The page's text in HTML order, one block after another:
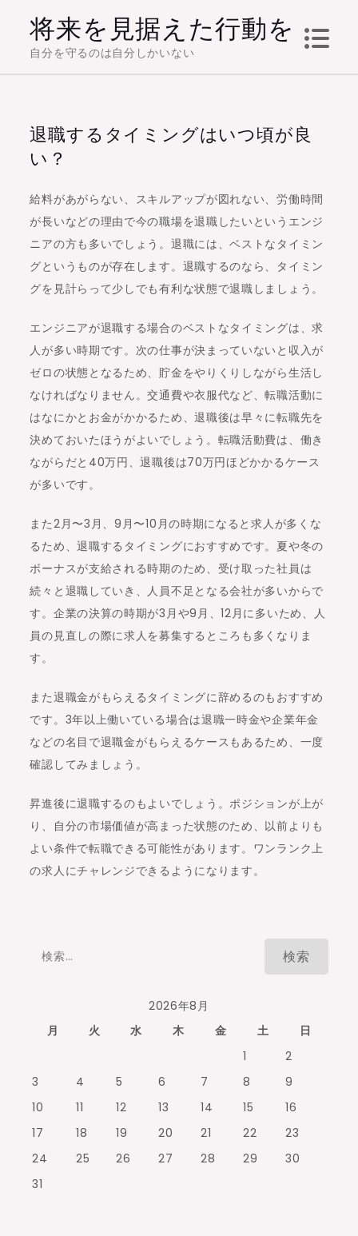
content
将来を見据えた行動を
自分を守るのは自分しかいない
退職するタイミングはいつ頃が良
い？
給料があがらない、スキルアップが図れない、労働時間
が長いなどの理由で今の職場を退職したいというエンジ
ニアの方も多いでしょう。退職には、ベストなタイミン
グというものが存在します。退職するのなら、タイミン
グを見計らって少しでも有利な状態で退職しましょう。
エンジニアが退職する場合のベストなタイミングは、求
人が多い時期です。次の仕事が決まっていないと収入が
ゼロの状態となるため、貯金をやりくりしながら生活し
なければなりません。交通費や衣服代など、転職活動に
はなにかとお金がかかるため、退職後は早々に転職先を
決めておいたほうがよいでしょう。転職活動費は、働き
ながらだと40万円、退職後は70万円ほどかかるケース
が多いです。
また2月〜3月、9月〜10月の時期になると求人が多くな
るため、退職するタイミングにおすすめです。夏や冬の
ボーナスが支給される時期のため、受け取った社員は
続々と退職していき、人員不足となる会社が多いからで
す。企業の決算の時期が3月や9月、12月に多いため、人
員の見直しの際に求人を募集するところも多くなりま
す。
また退職金がもらえるタイミングに辞めるのもおすすめ
です。3年以上働いている場合は退職一時金や企業年金
などの名目で退職金がもらえるケースもあるため、一度
確認してみましょう。
昇進後に退職するのもよいでしょう。ポジションが上が
り、自分の市場価値が高まった状態のため、以前よりも
よい条件で転職できる可能性があります。ワンランク上
の求人にチャレンジできるようになります。
2026年8月
月
火 水 木 金 土
日
1
2
3
4 5 6 7 8
9
10
11 12 13 14 15
16
17
18 19 20 21 22
23
24
25 26 27 28 29
30
31